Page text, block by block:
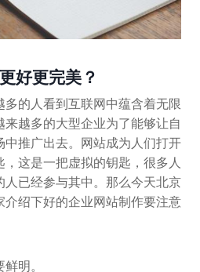
好更完美？
多的人看到互联网中蕴含着无限
越多的大型企业为了能够让自
中推广出去。网站成为人们打开
这是一把虚拟的钥匙，很多人
人已经参与其中。那么今天北京
介绍下好的企业网站制作要注意
明。